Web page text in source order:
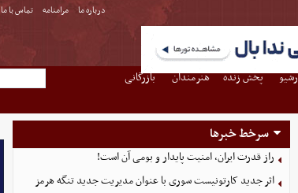
درباره ما مرامنامه تماس با ما
پخش زنده هنرمندان
بازرگانی
سرخط خبرها
راز قدرت ایران، امنیت پایدار و بومی آن است!
اثر جدید کارتونیست سوری با عنوان مدیریت جدید تنگه هرمز